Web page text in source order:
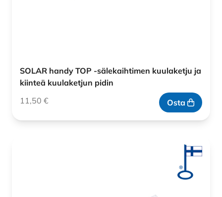
SOLAR handy TOP -sälekaihtimen kuulaketju ja
kiinteä kuulaketjun pidin
11,50 € Osta